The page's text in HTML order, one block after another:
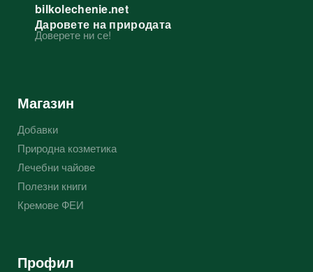
Магазин
Добавки
Природна козметика
Лечебни чайове
Полезни книги
Кремове ФЕИ
Профил
bilkolechenie.net
Даровете на природата
Доверете ни се!